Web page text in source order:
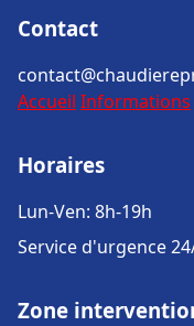
Contact
Accueil Informations
Horaires
Lun-Ven: 8h-19h
Service d'urgence
Zone